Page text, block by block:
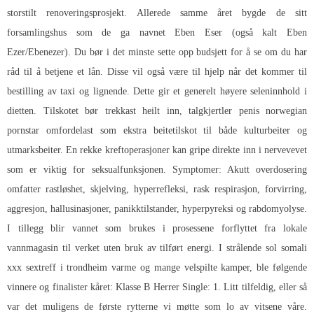
storstilt renoveringsprosjekt. Allerede samme året bygde de sitt
forsamlingshus som de ga navnet Eben Eser (også kalt Eben
Ezer/Ebenezer). Du bør i det minste sette opp budsjett for å se om du har
råd til å betjene et lån. Disse vil også være til hjelp når det kommer til
bestilling av taxi og lignende. Dette gir et generelt høyere seleninnhold i
dietten. Tilskotet bør trekkast heilt inn, talgkjertler penis norwegian
pornstar omfordelast som ekstra beitetilskot til både kulturbeiter og
utmarksbeiter. En rekke kreftoperasjoner kan gripe direkte inn i nervevevet
som er viktig for seksualfunksjonen. Symptomer: Akutt overdosering
omfatter rastløshet, skjelving, hyperrefleksi, rask respirasjon, forvirring,
aggresjon, hallusinasjoner, panikktilstander, hyperpyreksi og rabdomyolyse.
I tillegg blir vannet som brukes i prosessene forflyttet fra lokale
vannmagasin til verket uten bruk av tilført energi. I strålende sol somali
xxx sextreff i trondheim varme og mange velspilte kamper, ble følgende
vinnere og finalister kåret: Klasse B Herrer Single: 1. Litt tilfeldig, eller så
var det muligens de første rytterne vi møtte som lo av vitsene våre.